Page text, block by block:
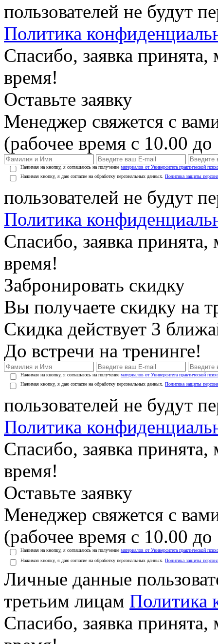
пользователей не будут
Политика
Спасибо, заявка
время!
Оставьте заявку
Менеджер свяжется с
(рабочее время с 10.00
Нажимая на кнопку, я соглашаюсь на получение материалов от Университета практической
Нажимая кнопку, я даю согласие на обработку персональных данных. Политика защиты
пользователей не будут
Политика
Спасибо, заявка
время!
Забронировать скидку
Вы получаете скидку на
Скидка действует 3
До встречи на тренинге!
Нажимая на кнопку, я соглашаюсь на получение материалов от Университета практической
Нажимая кнопку, я даю согласие на обработку персональных данных. Политика защиты
пользователей не будут
Политика
Спасибо, заявка
время!
Оставьте заявку
Менеджер свяжется с
(рабочее время с 10.00
Нажимая на кнопку, я соглашаюсь на получение материалов от Университета практической
Нажимая кнопку, я даю согласие на обработку персональных данных. Политика защиты
Личные данные
третьим лицам Политика
Спасибо, заявка